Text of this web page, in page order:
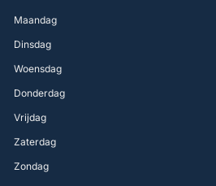
Maandag
Dinsdag
Woensdag
Donderdag
Vrijdag
Zaterdag
Zondag